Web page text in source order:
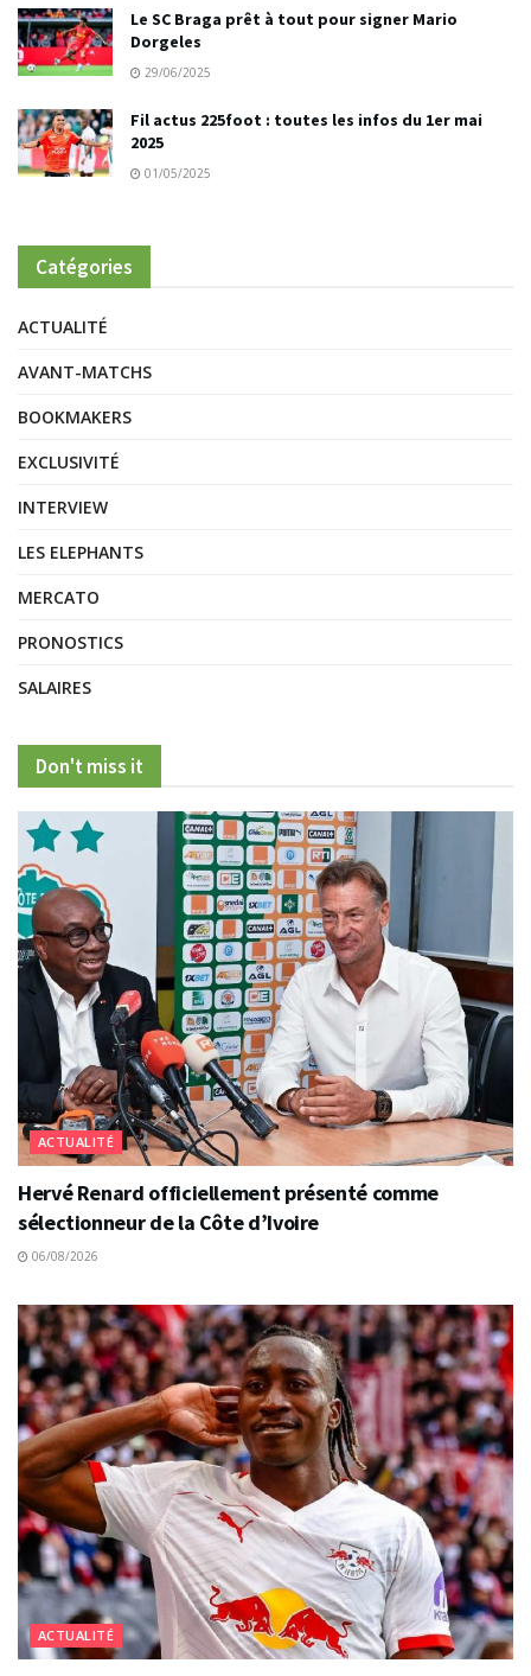
Le SC Braga prêt à tout pour signer Mario
Dorgeles
29/06/2025
Fil actus 225foot : toutes les infos du 1er mai
2025
01/05/2025
Catégories
ACTUALITÉ
AVANT-MATCHS
BOOKMAKERS
EXCLUSIVITÉ
INTERVIEW
LES ELEPHANTS
MERCATO
PRONOSTICS
SALAIRES
Don't miss it
ACTUALITÉ
Hervé Renard officiellement présenté comme
sélectionneur de la Côte d’Ivoire
06/08/2026
ACTUALITÉ